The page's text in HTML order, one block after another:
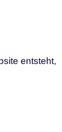
entsteht,